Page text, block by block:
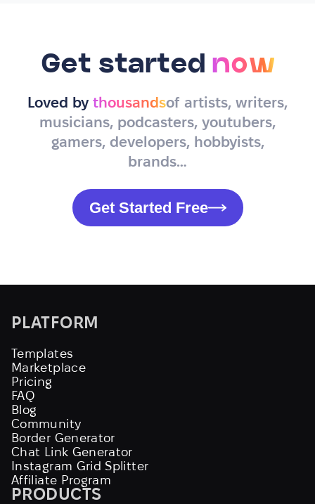
Get started now
Loved by thousandsof artists, writers,
musicians, podcasters, youtubers,
gamers, developers, hobbyists,
brands…
Get Started Free
PLATFORM
Templates
Marketplace
Pricing
FAQ
Blog
Community
Border Generator
Chat Link Generator
Instagram Grid Splitter
Affiliate Program
PRODUCTS